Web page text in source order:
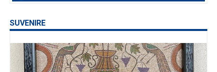
SUVENIRE